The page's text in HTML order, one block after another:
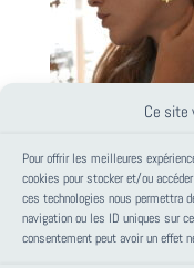
Ce site
Pour offrir les meilleures
cookies pour stocker et/ou
ces technologies nous permettra
navigation ou les ID uniques sur
consentement peut avoir un effet
PANIER
Votre panier est vide.